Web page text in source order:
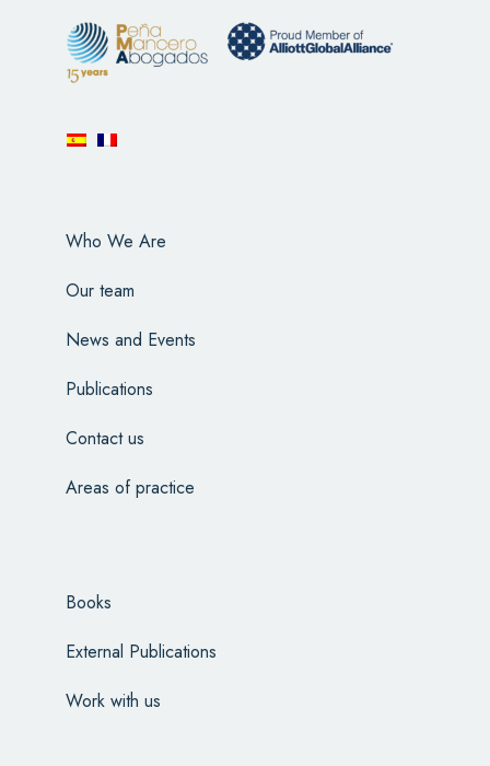
Who We Are
Our team
News and Events
Publications
Contact us
Areas of practice
Books
External Publications
Work with us